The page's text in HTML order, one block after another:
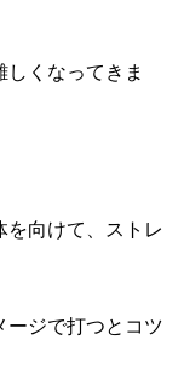
くなってきま
を向けて、ストレ
ージで打つとコツ